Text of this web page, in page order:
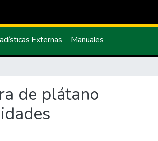
Externas Manuales
de plátano